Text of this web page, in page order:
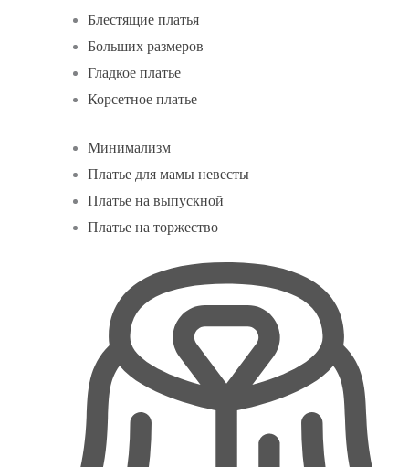
Блестящие платья
Больших размеров
Гладкое платье
Корсетное платье
Минимализм
Платье для мамы невесты
Платье на выпускной
Платье на торжество